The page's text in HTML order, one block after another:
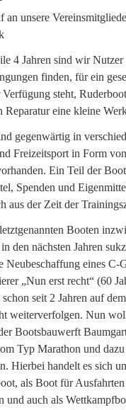
an unsere
4 Jahren sind wir
finden, für ein
steht,
Reparatur eine kleine
gegenwärtig in
Freizeitsport in Form
Ein Teil der
Spenden und
aus der Zeit der
Booten
den nächsten Jahren
Neubeschaffung eines C-
„Nun erst recht“ (60
schon seit 2 Jahren auf
weiterverfolgen. Nun
Bootsbauwerft
Typ Marathon und
Hierbei handelt es sich
als Boot für
und auch als